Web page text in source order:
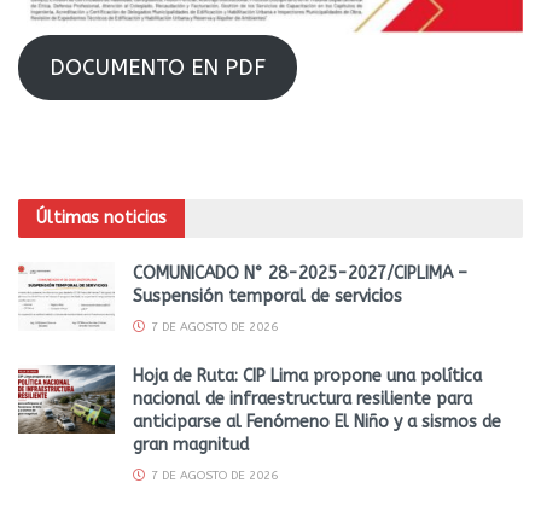
DOCUMENTO EN PDF
Últimas noticias
COMUNICADO N° 28-2025-2027/CIPLIMA –
Suspensión temporal de servicios
7 DE AGOSTO DE 2026
Hoja de Ruta: CIP Lima propone una política
nacional de infraestructura resiliente para
anticiparse al Fenómeno El Niño y a sismos de
gran magnitud
7 DE AGOSTO DE 2026